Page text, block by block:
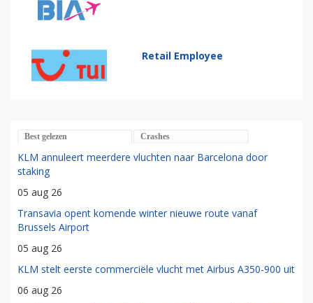
Retail Employee
Best gelezen Crashes
KLM annuleert meerdere vluchten naar Barcelona door
staking
05 aug 26
Transavia opent komende winter nieuwe route vanaf
Brussels Airport
05 aug 26
KLM stelt eerste commerciële vlucht met Airbus A350-900 uit
06 aug 26